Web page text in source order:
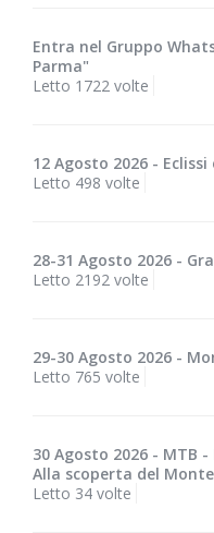
Entra nel Gruppo
Parma"
Letto 1722 volte
12 Agosto 2026 -
Letto 498 volte
28-31 Agosto 2026 -
Letto 2192 volte
29-30 Agosto 2026 -
Letto 765 volte
30 Agosto 2026 - MTB
Alla scoperta del
Letto 34 volte